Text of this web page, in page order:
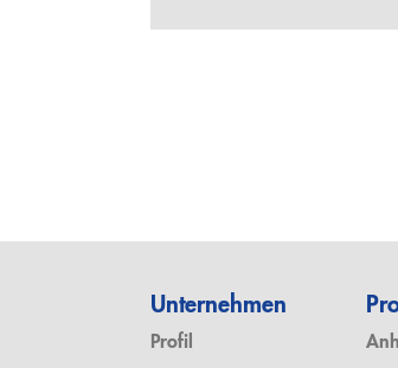
Unternehmen
Profil